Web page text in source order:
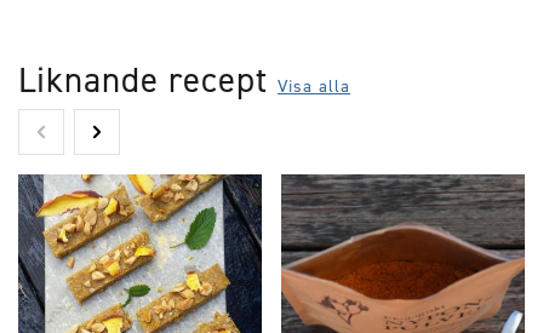
Liknande recept Visa alla